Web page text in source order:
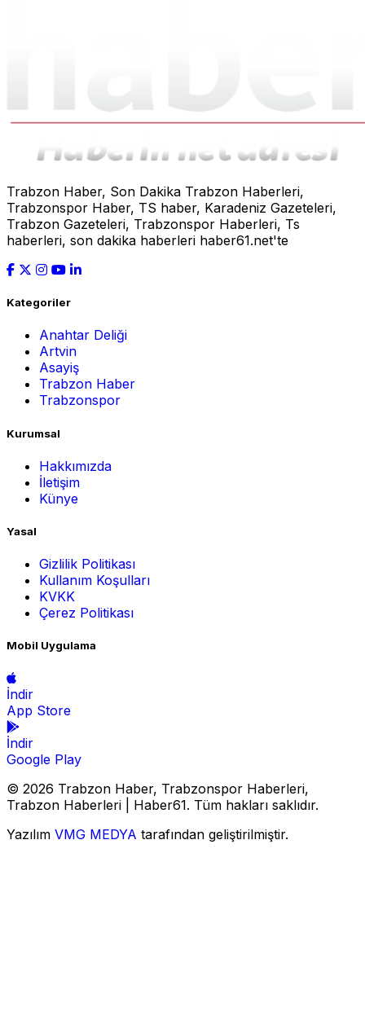
Trabzon Haber, Son Dakika Trabzon Haberleri,
Trabzonspor Haber, TS haber, Karadeniz Gazeteleri,
Trabzon Gazeteleri, Trabzonspor Haberleri, Ts
haberleri, son dakika haberleri haber61.net'te
Kategoriler
Anahtar Deliği
Artvin
Asayiş
Trabzon Haber
Trabzonspor
Kurumsal
Hakkımızda
İletişim
Künye
Yasal
Gizlilik Politikası
Kullanım Koşulları
KVKK
Çerez Politikası
Mobil Uygulama
İndir
App Store
İndir
Google Play
© 2026 Trabzon Haber, Trabzonspor Haberleri,
Trabzon Haberleri | Haber61. Tüm hakları saklıdır.
Yazılım VMG MEDYA tarafından geliştirilmiştir.